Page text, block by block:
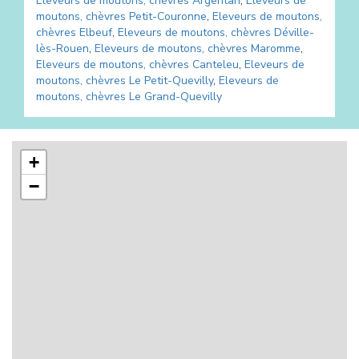
moutons, chèvres Petit-Couronne, Eleveurs de moutons,
chèvres Elbeuf, Eleveurs de moutons, chèvres Déville-
lès-Rouen, Eleveurs de moutons, chèvres Maromme,
Eleveurs de moutons, chèvres Canteleu, Eleveurs de
moutons, chèvres Le Petit-Quevilly, Eleveurs de
moutons, chèvres Le Grand-Quevilly
+
−